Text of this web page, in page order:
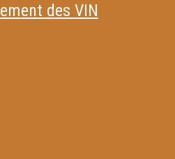
des VIN